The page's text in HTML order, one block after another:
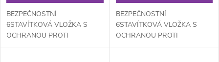
BEZPEČNOSTNÍ
6STAVÍTKOVÁ VLOŽKA S
OCHRANOU PROTI
ODVRTÁNÍ, BUMPINGU A
BEZPEČNOSTNÍ
6STAVÍTKOVÁ VLOŽKA S
OCHRANOU PROTI
ODVRTÁNÍ, BUMPINGU A